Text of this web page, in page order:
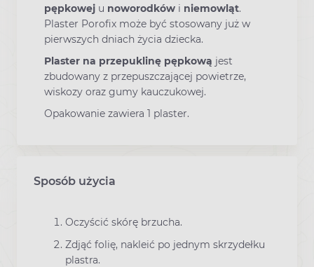
pępkowej u noworodków i niemowląt.
Plaster Porofix może być stosowany już w
pierwszych dniach życia dziecka.
Plaster na przepuklinę pępkową jest
zbudowany z przepuszczającej powietrze,
wiskozy oraz gumy kauczukowej.
Opakowanie zawiera 1 plaster.
Sposób użycia
Oczyścić skórę brzucha.
Zdjąć folię, nakleić po jednym skrzydełku
plastra.